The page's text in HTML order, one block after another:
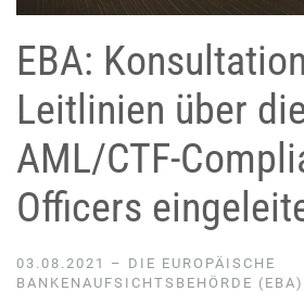
EBA:
Leitlinien über
AML/CTF-
Officers
03.08.2021 – DIE EUROPÄISCHE
BANKENAUFSICHTSBEHÖRDE